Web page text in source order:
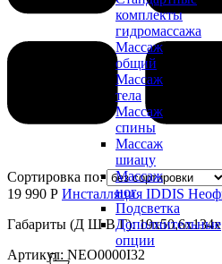
комплекты
гидромассажа
Массаж
общий
Массаж
тела
Массаж
спины
Массаж
шиацу
Массаж
ног
Подсветка
Дополнительные
опции
Сортировка по:
19 990 Р Инсталляция IDDIS
Габариты (Д Ш В Г): 19x50,6x134x
Артикул: NEO0000I32